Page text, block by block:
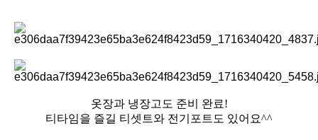
옷장과 냉장고도 준비 완료!
티타임을 즐길 티셋트와 전기포트도 있어요^^